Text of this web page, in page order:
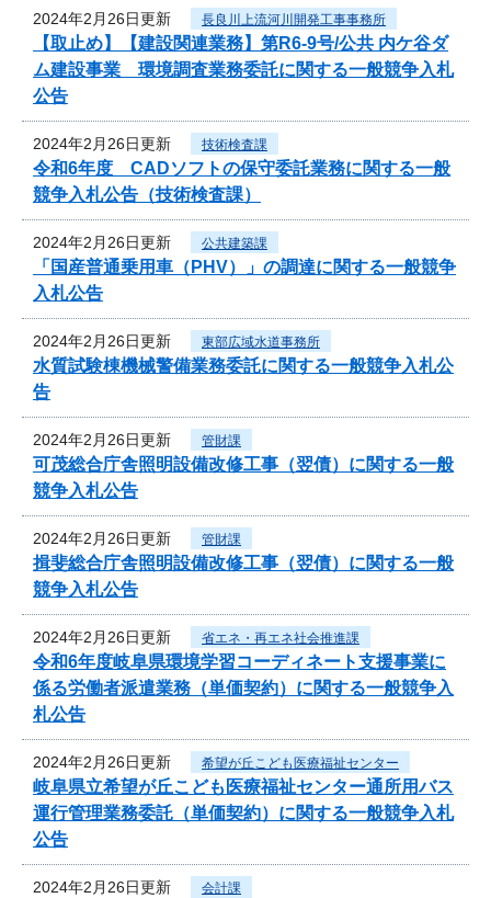
2024年2月26日更新 長良川上流河川開発工事事務所
【取止め】【建設関連業務】第R6-9号/公共 内ケ谷ダ
ム建設事業 環境調査業務委託に関する一般競争入札
公告
2024年2月26日更新 技術検査課
令和6年度 CADソフトの保守委託業務に関する一般
競争入札公告（技術検査課）
2024年2月26日更新 公共建築課
「国産普通乗用車（PHV）」の調達に関する一般競争
入札公告
2024年2月26日更新 東部広域水道事務所
水質試験棟機械警備業務委託に関する一般競争入札公
告
2024年2月26日更新 管財課
可茂総合庁舎照明設備改修工事（翌債）に関する一般
競争入札公告
2024年2月26日更新 管財課
揖斐総合庁舎照明設備改修工事（翌債）に関する一般
競争入札公告
2024年2月26日更新 省エネ・再エネ社会推進課
令和6年度岐阜県環境学習コーディネート支援事業に
係る労働者派遣業務（単価契約）に関する一般競争入
札公告
2024年2月26日更新 希望が丘こども医療福祉センター
岐阜県立希望が丘こども医療福祉センター通所用バス
運行管理業務委託（単価契約）に関する一般競争入札
公告
2024年2月26日更新 会計課